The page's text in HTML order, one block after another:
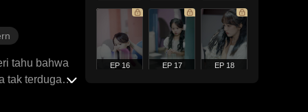
tahu bahwa
tak terduga
EP 16 EP 17 EP 18